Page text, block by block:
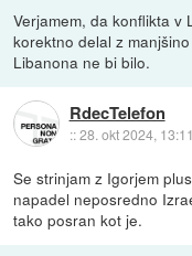
Verjamem, da konflikta
korektno delal z
Libanona ne bi bilo.
RdecTelefon
::28. okt 2024, 13:11
Se strinjam z Igorjem
napadel neposredno
tako posran kot je.